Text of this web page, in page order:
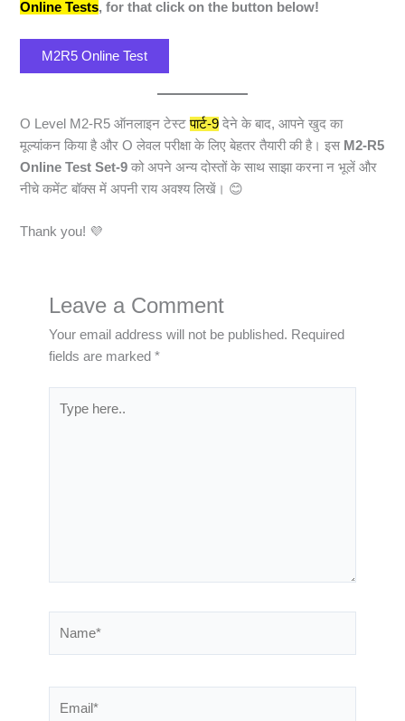
Online Tests, for that click on the button below!
M2R5 Online Test
O Level M2-R5 ऑनलाइन टेस्टपार्ट-9 देने के बाद, आपने खुद का
मूल्यांकन किया है और O लेवल परीक्षा के लिए बेहतर तैयारी की है। इस M2-R5
Online Test Set-9को अपने अन्य दोस्तों के साथ साझा करना न भूलें और
नीचे कमेंट बॉक्स में अपनी राय अवश्य लिखें। 😊
Thank you! 💜
Leave a Comment
Your email address will not be published. Required
fields are marked *
here..